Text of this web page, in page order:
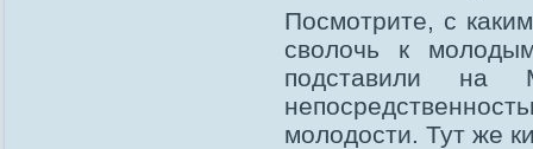
Посмотрите, с
сволочь к
подставили на
молодости. Тут же